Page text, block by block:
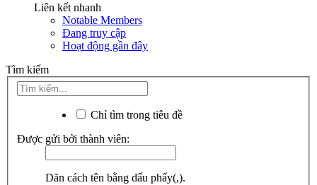
Liên kết nhanh
Notable Members
Đang truy cập
Hoạt động gần đây
Tìm kiếm
Chỉ tìm trong tiêu đề
Được gửi bởi thành viên:
Dãn cách tên bằng dấu phẩy(,).